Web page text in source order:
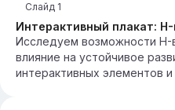
Интерактивный плакат:
Слайд 1
Исследуем возможности H-
влияние на устойчивое
интерактивных элементов и